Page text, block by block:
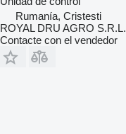
Rumanía, Cristesti
ROYAL DRU AGRO S.R.L.
Contacte con el vendedor